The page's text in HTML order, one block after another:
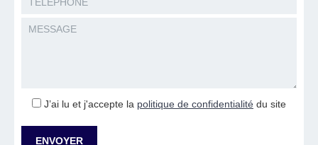
J’ai lu et j'accepte la politique de confidentialité du site